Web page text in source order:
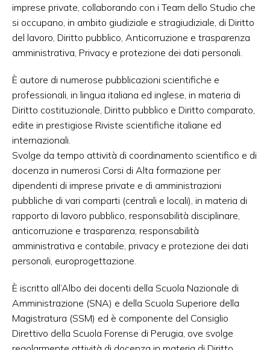
imprese private, collaborando con i Team dello Studio che
si occupano, in ambito giudiziale e stragiudiziale, di Diritto
del lavoro, Diritto pubblico, Anticorruzione e trasparenza
amministrativa, Privacy e protezione dei dati personali.
È autore di numerose pubblicazioni scientifiche e
professionali, in lingua italiana ed inglese, in materia di
Diritto costituzionale, Diritto pubblico e Diritto comparato,
edite in prestigiose Riviste scientifiche italiane ed
internazionali.
Svolge da tempo attività di coordinamento scientifico e di
docenza in numerosi Corsi di Alta formazione per
dipendenti di imprese private e di amministrazioni
pubbliche di vari comparti (centrali e locali), in materia di
rapporto di lavoro pubblico, responsabilità disciplinare,
anticorruzione e trasparenza, responsabilità
amministrativa e contabile, privacy e protezione dei dati
personali, europrogettazione.
È iscritto all’Albo dei docenti della Scuola Nazionale di
Amministrazione (SNA) e della Scuola Superiore della
Magistratura (SSM) ed è componente del Consiglio
Direttivo della Scuola Forense di Perugia, ove svolge